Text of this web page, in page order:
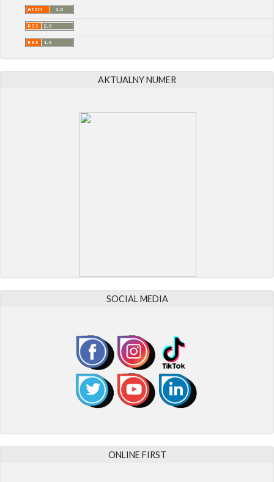
AKTUALNY NUMER
SOCIAL MEDIA
ONLINE FIRST